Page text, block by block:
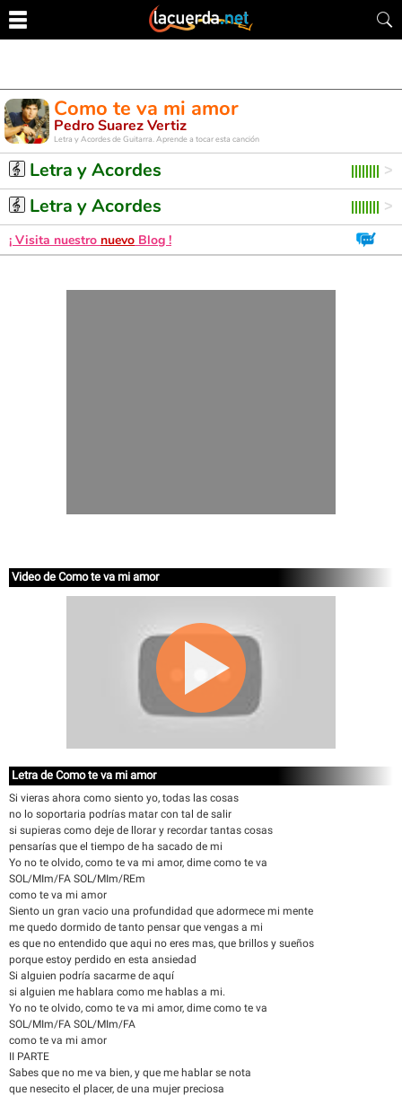
Como te va mi amor
Pedro Suarez Vertiz
Letra y Acordes de Guitarra. Aprende a tocar esta canción
Letra y Acordes
Letra y Acordes
¡ Visita nuestro nuevo Blog !
Video de Como te va mi amor
Letra de Como te va mi amor
Si vieras ahora como siento yo, todas las cosas
no lo soportaria podrías matar con tal de salir
si supieras como deje de llorar y recordar tantas cosas
pensarías que el tiempo de ha sacado de mi
Yo no te olvido, como te va mi amor, dime como te va
SOL/MIm/FA SOL/MIm/REm
como te va mi amor
Siento un gran vacio una profundidad que adormece mi mente
me quedo dormido de tanto pensar que vengas a mi
es que no entendido que aqui no eres mas, que brillos y sueños
porque estoy perdido en esta ansiedad
Si alguien podría sacarme de aquí
si alguien me hablara como me hablas a mi.
Yo no te olvido, como te va mi amor, dime como te va
SOL/MIm/FA SOL/MIm/FA
como te va mi amor
II PARTE
Sabes que no me va bien, y que me hablar se nota
que nesecito el placer, de una mujer preciosa